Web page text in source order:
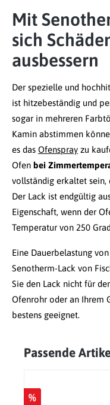
Mit
sich
ausbessern
Der spezielle und
ist hitzebeständig und
sogar in mehreren
Kamin abstimmen
es das Ofenspray zu
Ofen bei
vollständig erkaltet sein,
Der Lack ist endgültig
Eigenschaft, wenn der
Temperatur von 250
Eine Dauerbelastung
Senotherm-Lack von
Sie den Lack nicht für
Ofenrohr oder an Ihrem
bestens geeignet.
Produktgalerie
Passende
%